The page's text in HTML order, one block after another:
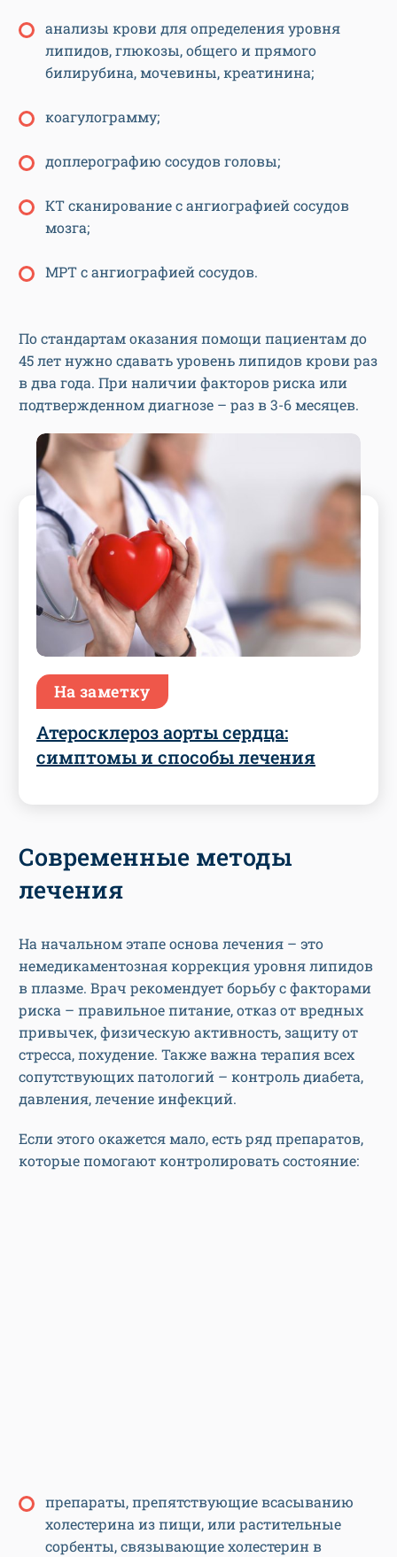
анализы крови для определения уровня
липидов, глюкозы, общего и прямого
билирубина, мочевины, креатинина;
коагулограмму;
доплерографию сосудов головы;
КТ сканирование с ангиографией сосудов
мозга;
МРТ с ангиографией сосудов.
По стандартам оказания помощи пациентам до
45 лет нужно сдавать уровень липидов крови раз
в два года. При наличии факторов риска или
подтвержденном диагнозе – раз в 3-6 месяцев.
На заметку
Атеросклероз аорты сердца:
симптомы и способы лечения
Современные методы
лечения
На начальном этапе основа лечения – это
немедикаментозная коррекция уровня липидов
в плазме. Врач рекомендует борьбу с факторами
риска – правильное питание, отказ от вредных
привычек, физическую активность, защиту от
стресса, похудение. Также важна терапия всех
сопутствующих патологий – контроль диабета,
давления, лечение инфекций.
Если этого окажется мало, есть ряд препаратов,
которые помогают контролировать состояние:
препараты, препятствующие всасыванию
холестерина из пищи, или растительные
сорбенты, связывающие холестерин в